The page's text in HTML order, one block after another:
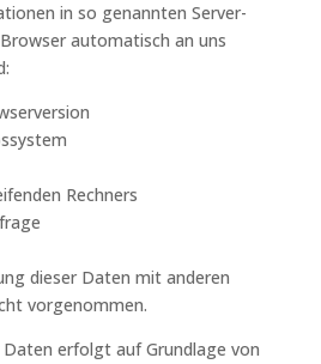
in so genannten Server-
automatisch an uns
Rechners
dieser Daten mit anderen
vorgenommen.
Daten erfolgt auf Grundlage von